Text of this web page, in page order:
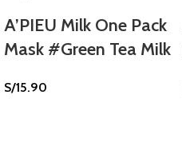
A’PIEU Milk One Pack
Mask #Green Tea Milk
S/15.90